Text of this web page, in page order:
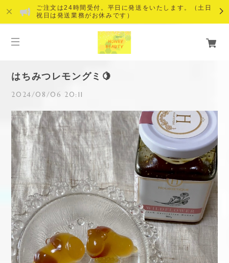
ご注文は24時間受付。平日に発送をいたします。（土日
祝日は発送業務がお休みです）
はちみつレモングミ🍋
2024/08/06 20:11